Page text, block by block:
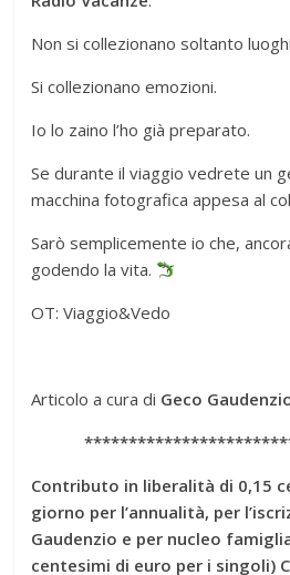
Non si collezionano soltanto
Si collezionano emozioni.
Io lo zaino l’ho già preparato.
Se durante il viaggio vedrete un
macchina fotografica appesa al
Sarò semplicemente io che,
godendo la vita.
OT: Viaggio&Vedo
Articolo a cura di Geco
Contributo in liberalità di 0,15
giorno per l’annualità, per
Gaudenzio e per nucleo
centesimi di euro per i singoli)